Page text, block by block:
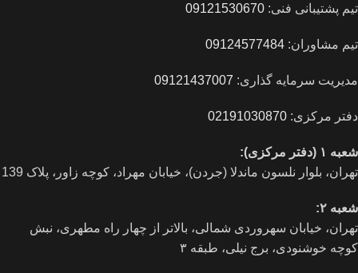
تیم پشتیبانی فنی: 09121530670
تیم مشاوران: 09124577484
مدیریت سرمایه گذاری: 09121437007
دفتر مرکزی: 02191030870
شعبه ۱ (دفتر مرکزی):
تهران، بلوار نلسون ماندلا (جردن)، خیابان مهراد، کوچه زاور، پلاک 139
شعبه ۲:
تهران، خيابان سهروردی شمالی، بالاتر از چهار راه مطهری، نبش
کوچه خوشنودی، برج نیلی، طبقه ۳